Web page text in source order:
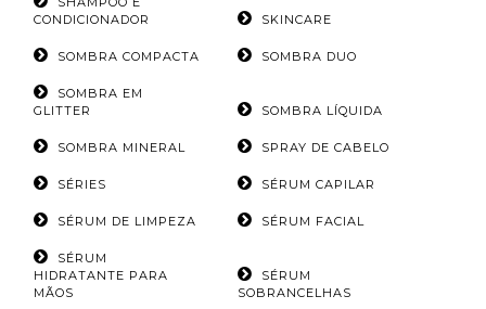
CONDICIONADOR
SKINCARE
SOMBRA COMPACTA SOMBRA DUO
SOMBRA EM
GLITTER
SOMBRA LÍQUIDA
SOMBRA MINERAL SPRAY DE CABELO
SÉRIES SÉRUM CAPILAR
SÉRUM DE LIMPEZA SÉRUM FACIAL
SÉRUM
HIDRATANTE PARA
MÃOS
SÉRUM
SOBRANCELHAS